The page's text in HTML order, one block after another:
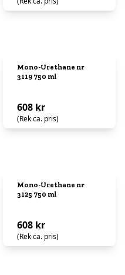
Mono-Urethane nr
3119 750 ml
608 kr
(Rek ca. pris)
Mono-Urethane nr
3125 750 ml
608 kr
(Rek ca. pris)